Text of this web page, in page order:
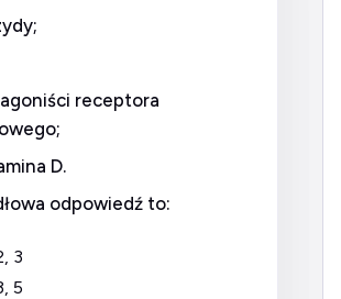
receptora
D.
odpowiedź to:
2, 3
3, 5